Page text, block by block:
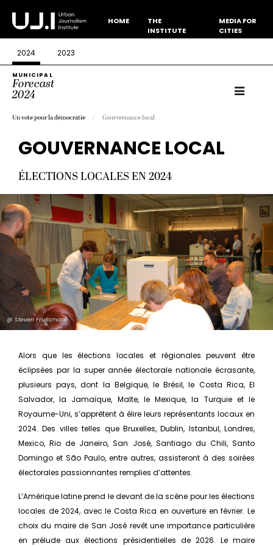
HOME
THE
INSTITUTE
MEDIA FOR
CITIES
2024 2023
MUNICIPAL
Forecast
2024
Un vote pour la démocratie Gourvernance local
GOUVERNANCE LOCAL
ÉLECTIONS LOCALES EN 2024
@ Steven Fruitsmaak
Alors que les élections locales et régionales peuvent être
éclipsées par la super année électorale nationale écrasante,
plusieurs pays, dont la Belgique, le Brésil, le Costa Rica, El
Salvador, la Jamaïque, Malte, le Mexique, la Turquie et le
Royaume-Uni, s’apprêtent à élire leurs représentants locaux en
2024. Des villes telles que Bruxelles, Dublin, Istanbul, Londres,
Mexico, Rio de Janeiro, San José, Santiago du Chili, Santo
Domingo et São Paulo, entre autres, assisteront à des soirées
électorales passionnantes remplies d’attentes.
L’Amérique latine prend le devant de la scène pour les élections
locales de 2024, avec le Costa Rica en ouverture en février. Le
choix du maire de San José revêt une importance particulière
en prélude aux élections présidentielles de 2026. Le maire